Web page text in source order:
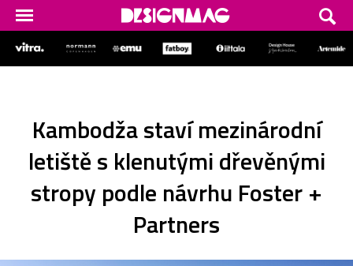
Kambodža staví mezinárodní
letiště s klenutými dřevěnými
stropy podle návrhu Foster +
Partners